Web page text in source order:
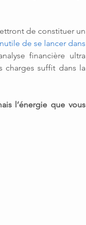
de constituer un
de se lancer dans
financière ultra
charges suffit dans la
l’énergie que vous